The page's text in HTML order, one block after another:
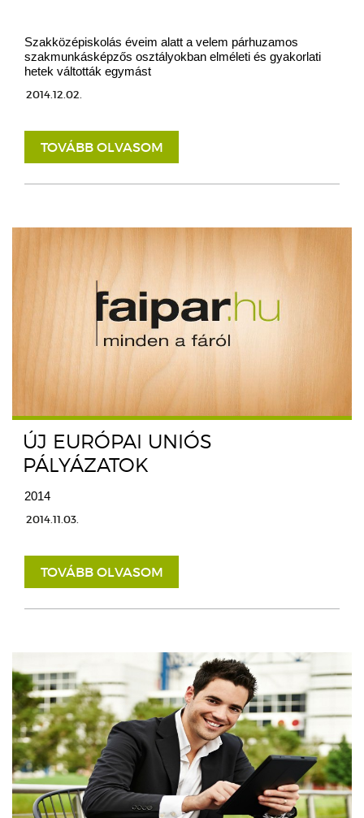
Szakközépiskolás éveim alatt a velem párhuzamos
szakmunkásképzős osztályokban elméleti és gyakorlati
hetek váltották egymást
2014.12.02.
TOVÁBB OLVASOM
ÚJ EURÓPAI UNIÓS
PÁLYÁZATOK
2014
2014.11.03.
TOVÁBB OLVASOM